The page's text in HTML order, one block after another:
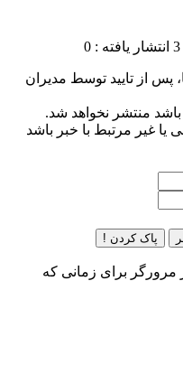
انتشار یافته : 0
از تایید توسط مدیران
منتشر نخواهد شد.
یا غیر مرتبط با خبر باشد
پاک کردن !
مرورگر برای زمانی که